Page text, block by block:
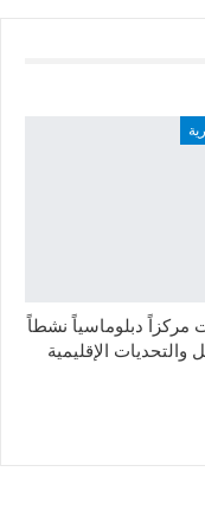
مركزاً دبلوماسياً نشطاً
الإقليمية